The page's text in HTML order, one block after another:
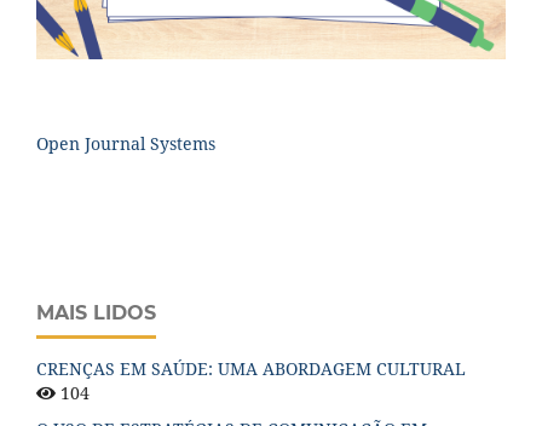
Open Journal Systems
MAIS LIDOS
CRENÇAS EM SAÚDE: UMA ABORDAGEM CULTURAL
104